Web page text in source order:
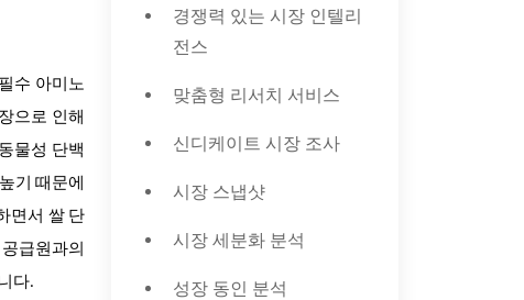
수 아미노
으로 인해
물성 단백
기 때문에
면서 쌀 단
급원과의
다.
경쟁력 있는 시장 인텔리
전스
맞춤형 리서치 서비스
신디케이트 시장 조사
시장 스냅샷
시장 세분화 분석
성장 동인 분석